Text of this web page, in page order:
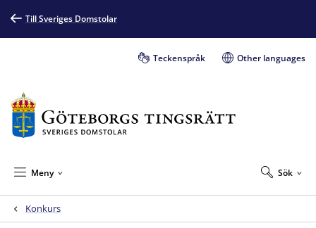
Till Sveriges Domstolar
Teckenspråk Other languages
Sök
Meny
Konkurs